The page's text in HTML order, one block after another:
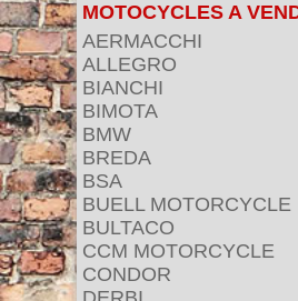
MOTOCYCLES A
AERMACCHI
ALLEGRO
BIANCHI
BIMOTA
BMW
BREDA
BSA
BUELL MOTORCYCLE
BULTACO
CCM MOTORCYCLE
CONDOR